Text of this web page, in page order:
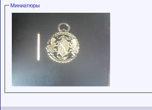
Миниатюры